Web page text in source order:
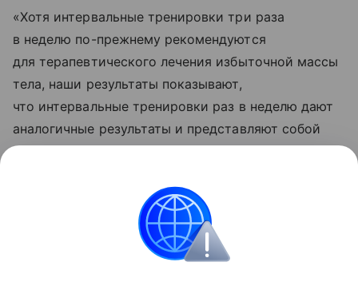
«Хотя интервальные тренировки три раза
в неделю по-прежнему рекомендуются
для терапевтического лечения избыточной массы
тела, наши результаты показывают,
что интервальные тренировки раз в неделю дают
аналогичные результаты и представляют собой
практичную стратегию физических